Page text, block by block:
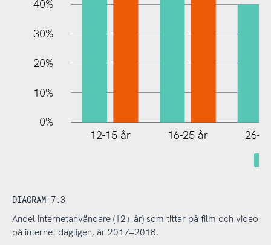
40%
30%
20%
10%
0%
12-15 år 16-25 år 26-
DIAGRAM 7.3
Andel internetanvändare (12+ år) som tittar på film och video
på internet dagligen, år 2017–2018.